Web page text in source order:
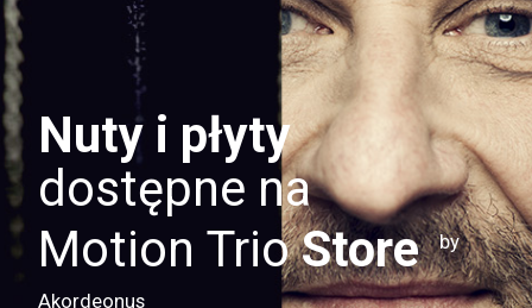
Nuty i płyty
dostępne na
Motion TrioStore by
Akordeonus